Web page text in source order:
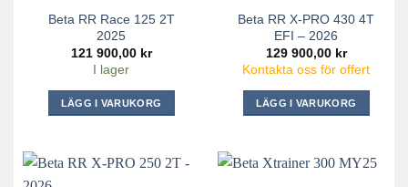
Beta RR Race 125 2T
2025
121 900,00 kr
I lager
LÄGG I VARUKORG
Beta RR X-PRO 430 4T
EFI – 2026
129 900,00 kr
Kontakta oss för offert
LÄGG I VARUKORG